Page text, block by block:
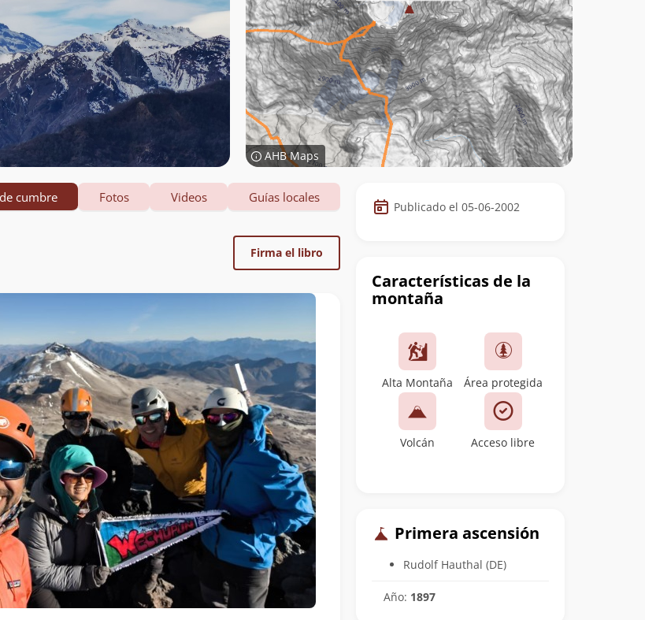
AHB Maps
Datos
de
cumbre
Publicado el 05-06-2002
Características de la
montaña
Alta Montaña Área protegida
Volcán Acceso libre
Primera ascensión
Rudolf Hauthal (DE)
Año: 1897
cumbre Fotos Videos Guías locales
Firma el libro